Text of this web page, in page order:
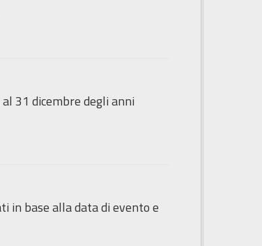
31 dicembre degli anni
in base alla data di evento e